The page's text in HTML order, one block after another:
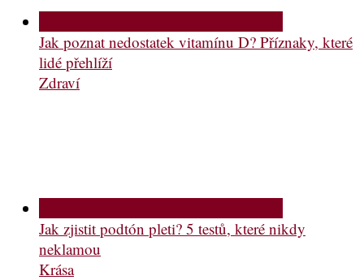
Jak poznat nedostatek vitamínu D? Příznaky, které
lidé přehlíží
Zdraví
Jak zjistit podtón pleti? 5 testů, které nikdy
neklamou
Krása